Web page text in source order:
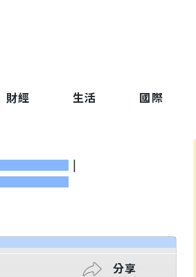
財經 生活 國際
|
分享